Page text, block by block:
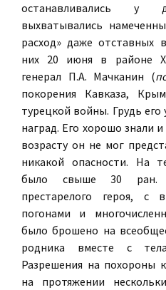
останавливались
выхватывались
расход» даже отставных
них 20 июня в районе
генерал П.А. Мачканин (
покорения Кавказа,
турецкой войны. Грудь
наград. Его хорошо знали
возрасту он не мог
никакой опасности. На
было свыше 30 ран.
престарелого героя, с
погонами и
было брошено на
родника вместе с
Разрешения на похороны
на протяжении